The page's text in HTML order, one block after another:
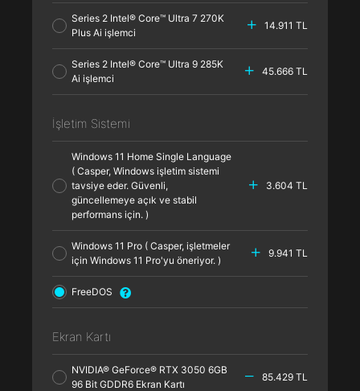
Series 2 Intel® Core™ Ultra 7 270K
Plus Ai işlemci
14.911 TL
Series 2 Intel® Core™ Ultra 9 285K
Ai işlemci
45.666 TL
İşletim Sistemi
Windows 11 Home Single Language
( Casper, Windows işletim sistemi
tavsiye eder. Güvenli,
güncellemeye açık ve stabil
performans için. )
3.604 TL
Windows 11 Pro ( Casper, işletmeler
için Windows 11 Pro'yu öneriyor. )
9.941 TL
FreeDOS
Ekran Kartı
NVIDIA® GeForce® RTX 3050 6GB
96 Bit GDDR6 Ekran Kartı
85.429 TL